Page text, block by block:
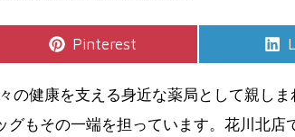
Share
Pinterest
健康を支える身近な薬局として親し
もその一端を担っています。花川北